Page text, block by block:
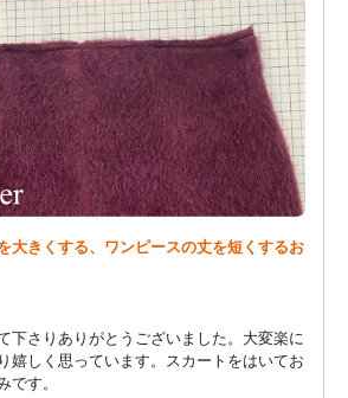
大きくする、ワンピースの丈を短くするお
下さりありがとうございました。大変楽に
嬉しく思っています。スカートをはいてお
す。